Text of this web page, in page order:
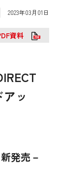
2023年03月01日
資料
ッ
発売－